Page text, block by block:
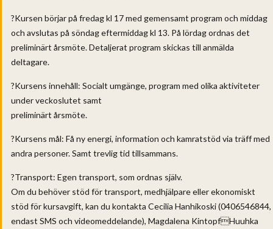
?Kursen börjar på fredag kl 17 med gemensamt program och middag
och avslutas på söndag eftermiddag kl 13. På lördag ordnas det
preliminärt årsmöte. Detaljerat program skickas till anmälda
deltagare.
?Kursens innehåll: Socialt umgänge, program med olika aktiviteter
under veckoslutet samt
preliminärt årsmöte.
?Kursens mål: Få ny energi, information och kamratstöd via träff med
andra personer. Samt trevlig tid tillsammans.
?Transport: Egen transport, som ordnas själv.
Om du behöver stöd för transport, medhjälpare eller ekonomiskt
stöd för kursavgift, kan du kontakta Cecilia Hanhikoski (0406546844,
endast SMS och videomeddelande), Magdalena KintopfHuuhka